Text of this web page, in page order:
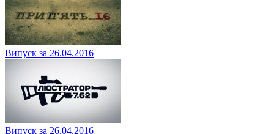
Випуск за 26.04.2016
Випуск за 26.04.2016